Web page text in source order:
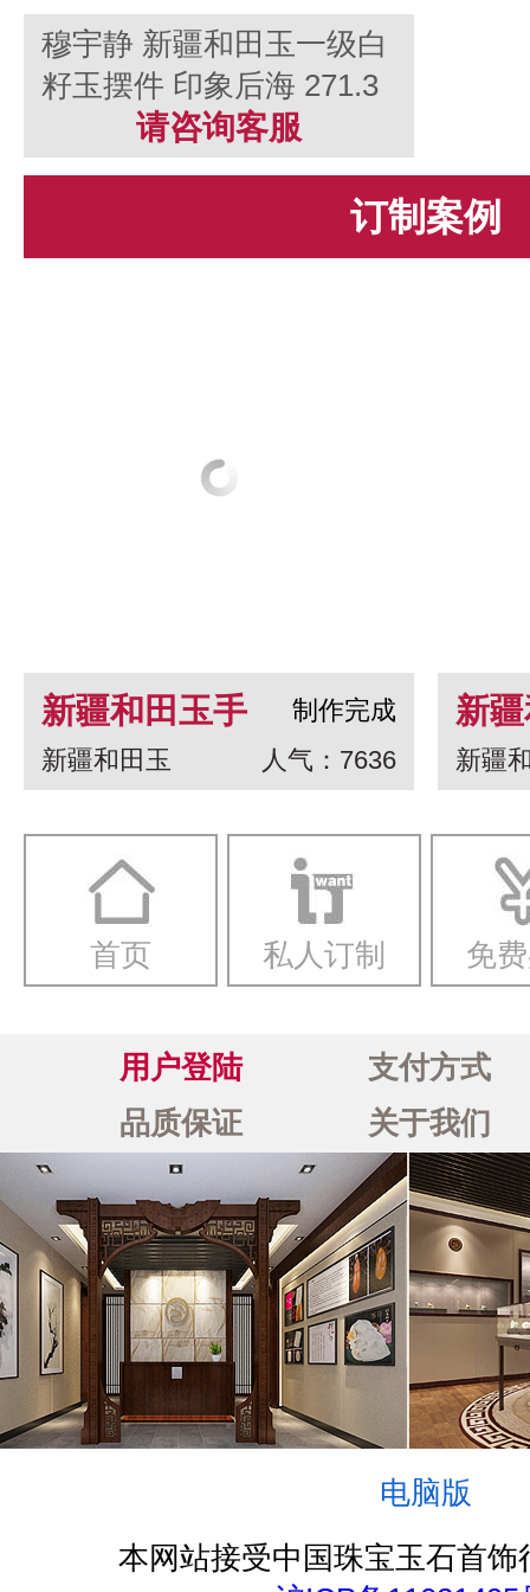
穆宇静 新疆和田玉一级白
籽玉摆件 印象后海 271.3
请咨询客服
订制案例
新疆和田玉手
串 龙生九子
制作完成
新疆和田玉
人气：7636
新
白
一
新疆
首页 私人订制 免
用户登陆
支付方式
品质保证
关于我们
电脑版
本网站接受中国珠宝玉石首饰